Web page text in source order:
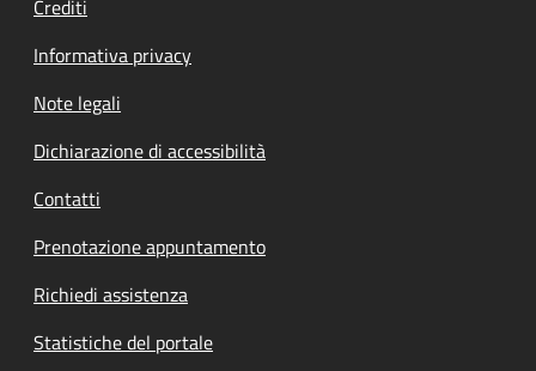
Crediti
Informativa privacy
Note legali
Dichiarazione di accessibilità
Contatti
Prenotazione appuntamento
Richiedi assistenza
Statistiche del portale